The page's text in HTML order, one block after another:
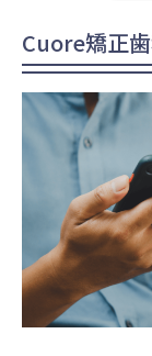
Cuore矯正